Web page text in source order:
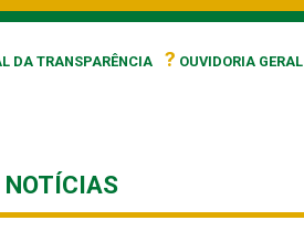
DA TRANSPARÊNCIA ? OUVIDORIA GERAL
NOTÍCIAS